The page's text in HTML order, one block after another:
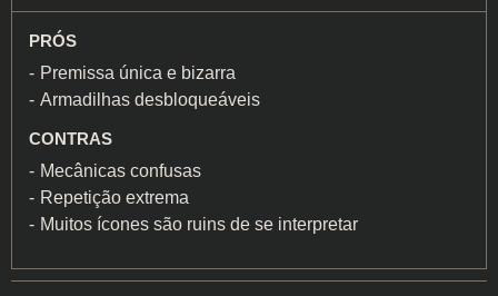
PRÓS
Premissa única e bizarra
Armadilhas desbloqueáveis
CONTRAS
Mecânicas confusas
Repetição extrema
Muitos ícones são ruins de se interpretar